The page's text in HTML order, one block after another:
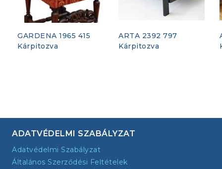
GARDENA 1965 415
Kárpitozva
ARTA 2392 797
Kárpitozva
ADATVÉDELMI SZABÁLYZAT
Adatvédelmi Szabályzat
Általános Szerződési Feltételek